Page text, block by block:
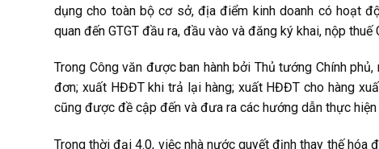
dụng cho toàn bộ cơ sở, địa điểm kinh doanh có hoạt
quan đến GTGT đầu ra, đầu vào và đăng ký khai, nộp
Trong Công văn được ban hành bởi Thủ tướng Chính
đơn; xuất HĐĐT khi trả lại hàng; xuất HĐĐT cho hàng
cũng được đề cập đến và đưa ra các hướng dẫn thực hiện
Trong thời đại 4.0, việc nhà nước quyết định thay thế